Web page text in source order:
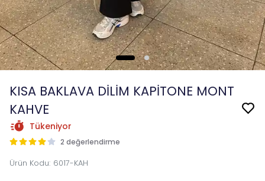
KISA BAKLAVA DİLİM KAPİTONE MONT
KAHVE
Tükeniyor
2 değerlendirme
Ürün Kodu: 6017-KAH